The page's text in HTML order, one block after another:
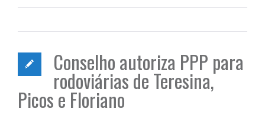
Conselho autoriza PPP para
rodoviárias de Teresina,
Picos e Floriano